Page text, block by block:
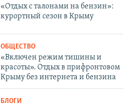
«Отдых с талонами на бензин»:
курортный сезон в Крыму
ОБЩЕСТВО
«Включен режим тишины и
красоты». Отдых в прифронтовом
Крыму без интернета и бензина
БЛОГИ